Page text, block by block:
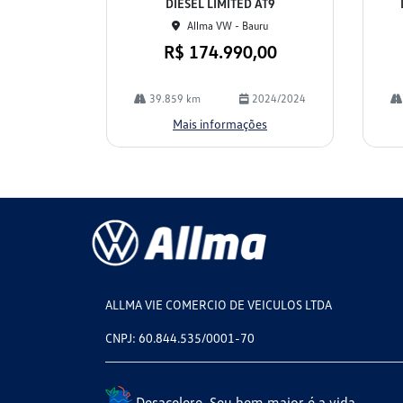
Allma VW - Bauru
R$ 174.990,00
39.859 km 2024/2024
Mais informações
ALLMA VIE COMERCIO DE VEICULOS LTDA
CNPJ: 60.844.535/0001-70